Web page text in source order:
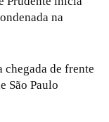
na
de frente
São Paulo